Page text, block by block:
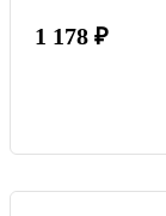
1 178 ₽